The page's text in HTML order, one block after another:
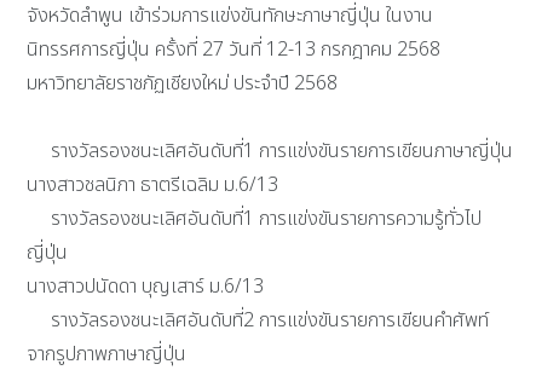
จังหวัดลำพูน เข้าร่วมการแข่งขันทักษะภาษาญี่ปุ่น ในงาน
นิทรรศการญี่ปุ่น ครั้งที่ 27 วันที่ 12-13 กรกฎาคม 2568
มหาวิทยาลัยราชภัฏเชียงใหม่ ประจำปี 2568
รางวัลรองชนะเลิศอันดับที่1 การแข่งขันรายการเขียนภาษาญี่ปุ่น
นางสาวชลนิภา ธาตรีเฉลิม ม.6/13
รางวัลรองชนะเลิศอันดับที่1 การแข่งขันรายการความรู้ทั่วไป
ญี่ปุ่น
นางสาวปนัดดา บุญเสาร์ ม.6/13
รางวัลรองชนะเลิศอันดับที่2 การแข่งขันรายการเขียนคำศัพท์
จากรูปภาพภาษาญี่ปุ่น